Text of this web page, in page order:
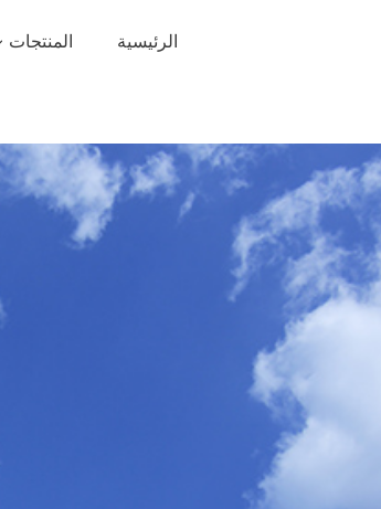
الرئيسية المنتجات